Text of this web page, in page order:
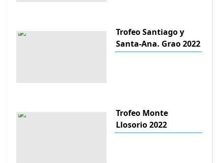
Trofeo Santiago y
Santa-Ana. Grao 2022
Trofeo Monte
Llosorio 2022